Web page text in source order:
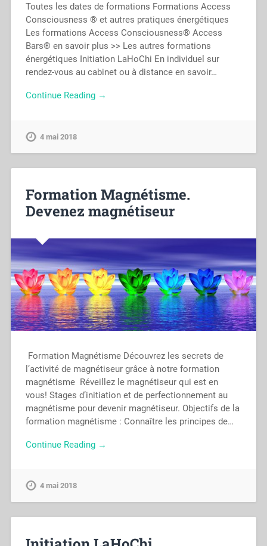
Toutes les dates de formations Formations Access
Consciousness ® et autres pratiques énergétiques
Les formations Access Consciousness® Access
Bars® en savoir plus >> Les autres formations
énergétiques Initiation LaHoChi En individuel sur
rendez-vous au cabinet ou à distance en savoir…
Continue Reading →
4 mai 2018
Formation Magnétisme.
Devenez magnétiseur
Formation Magnétisme Découvrez les secrets de
l’activité de magnétiseur grâce à notre formation
magnétisme Réveillez le magnétiseur qui est en
vous! Stages d’initiation et de perfectionnement au
magnétisme pour devenir magnétiseur. Objectifs de la
formation magnétisme : Connaître les principes de…
Continue Reading →
4 mai 2018